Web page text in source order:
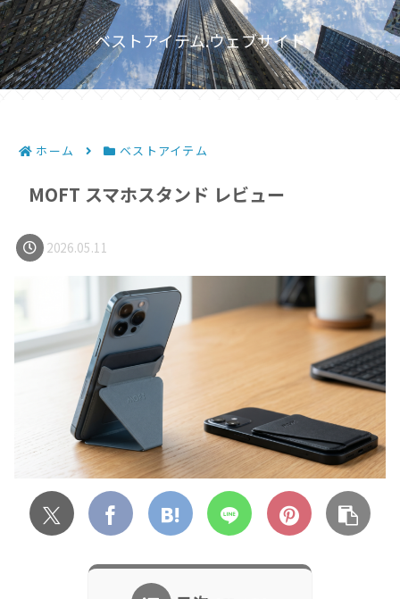
ベストアイテム.ウェブサイト
ホーム ベストアイテム
MOFT スマホスタンド レビュー
2026.05.11